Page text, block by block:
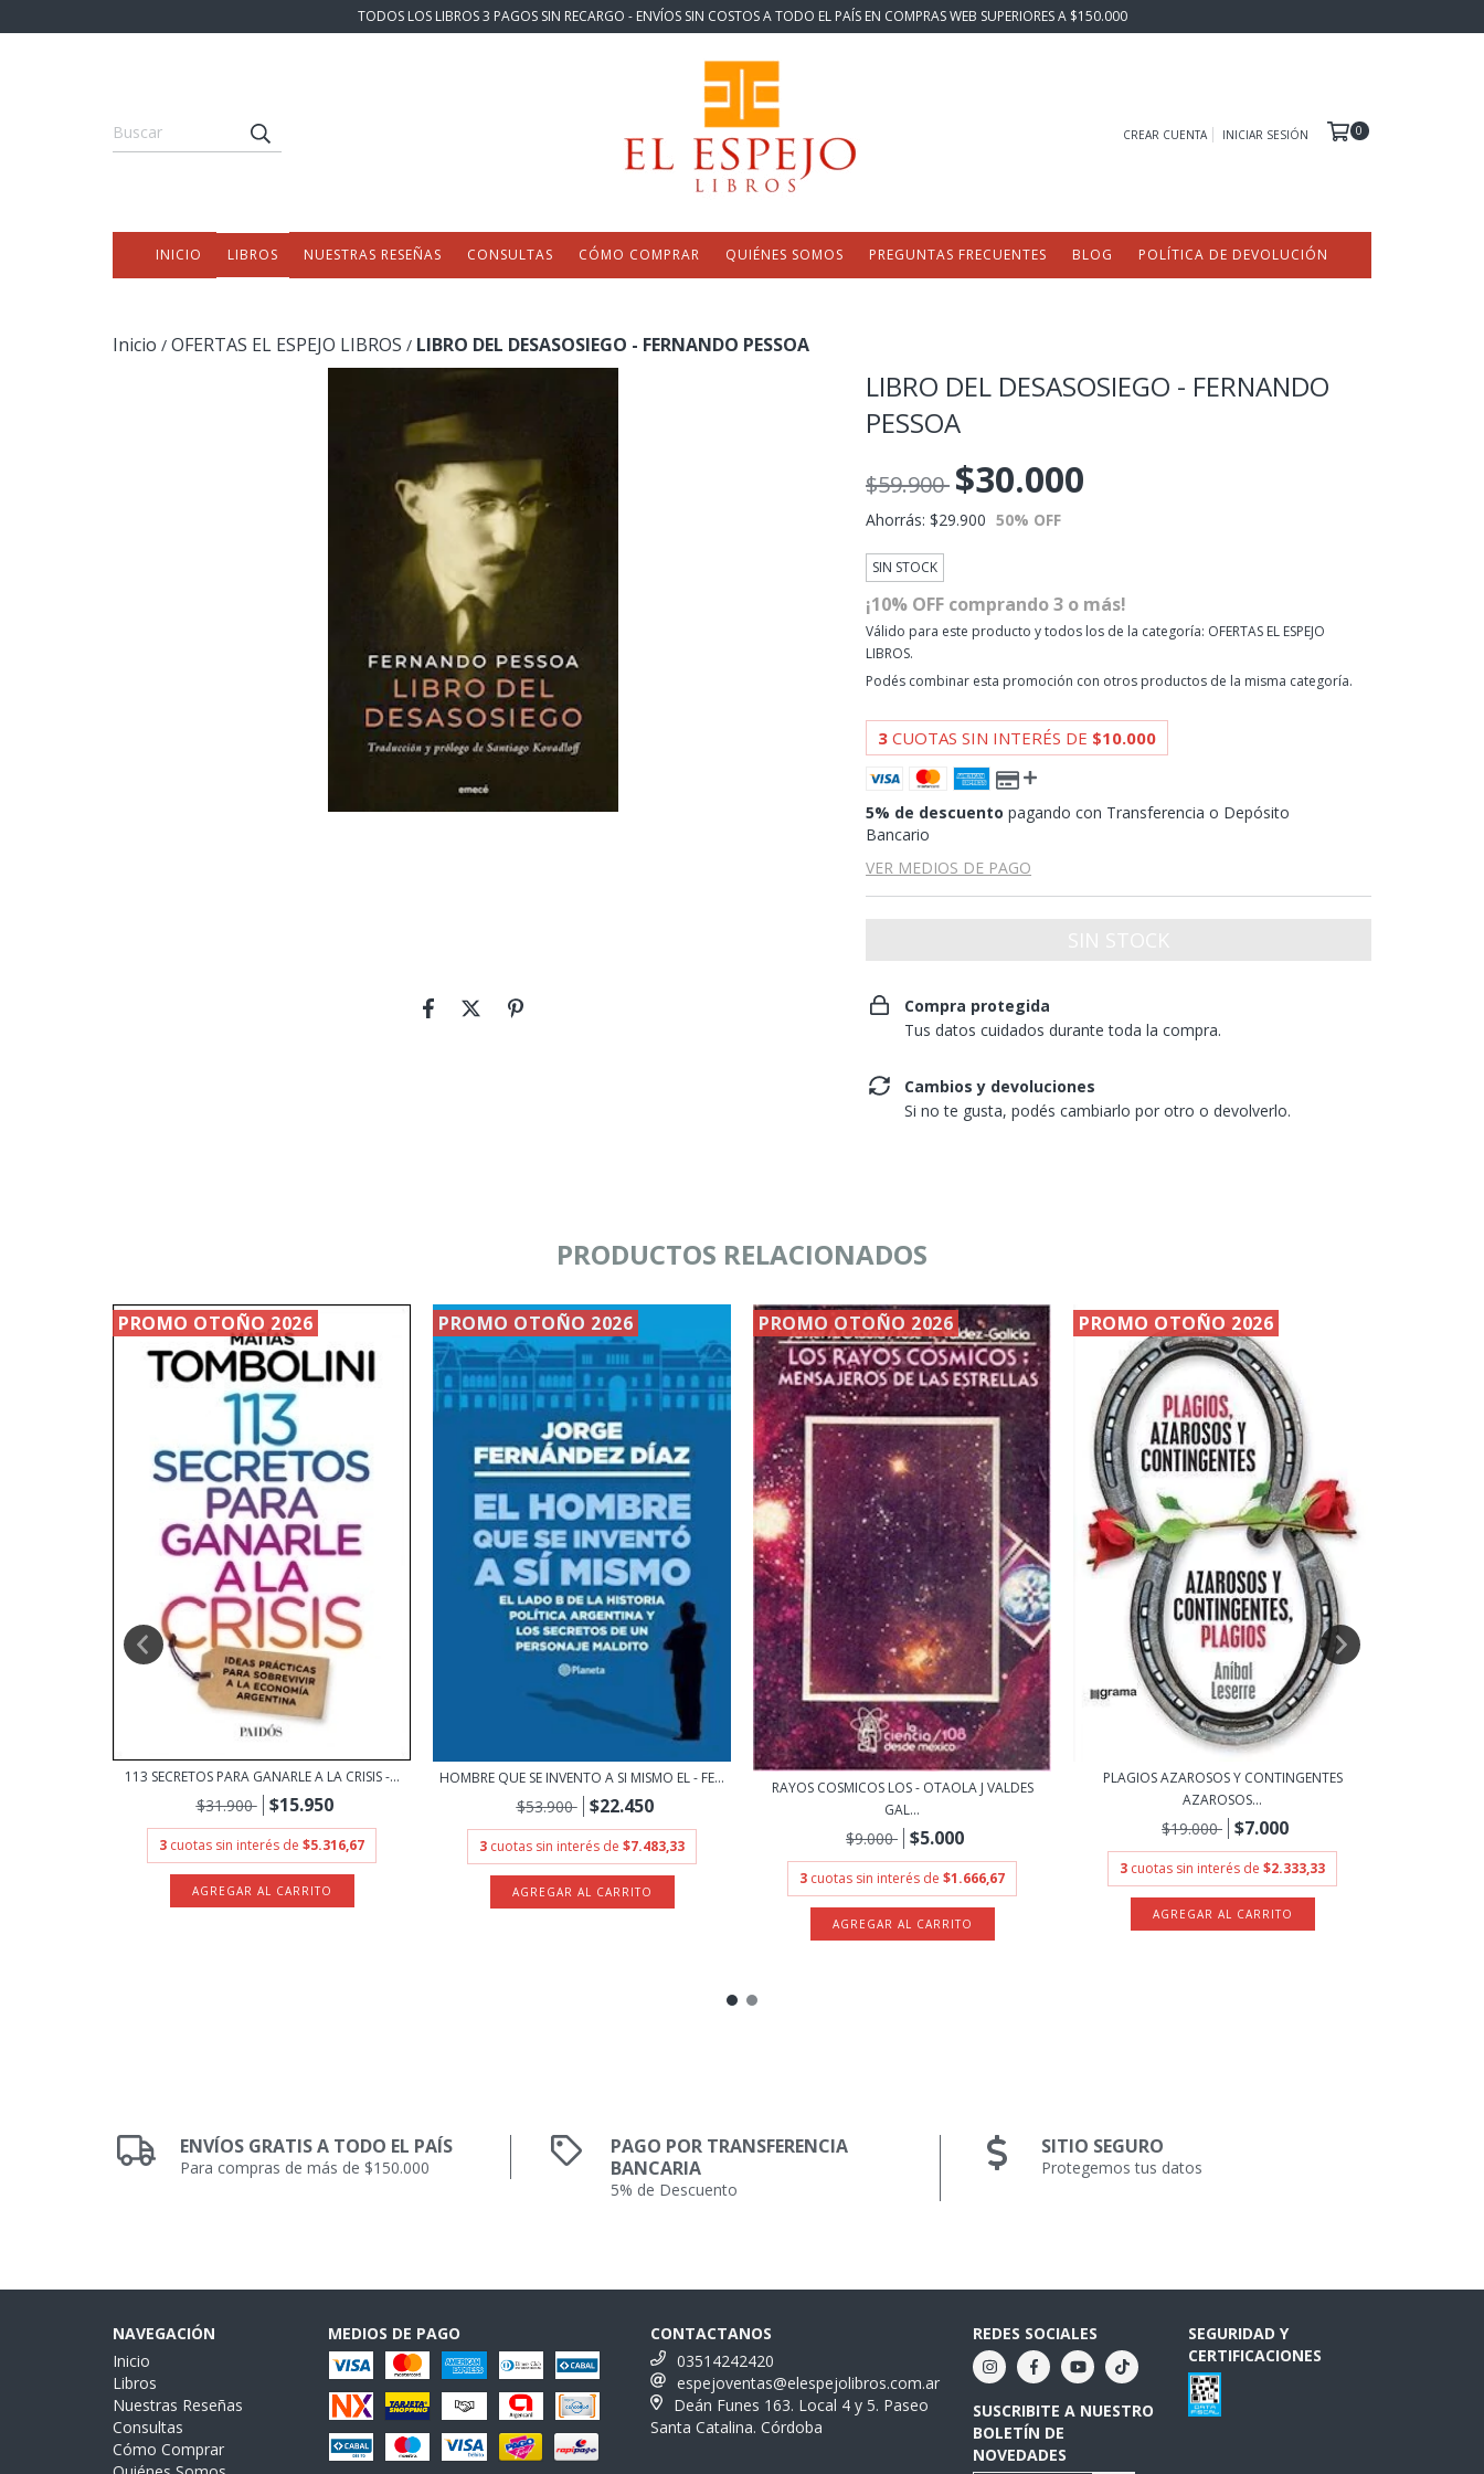
TODOS LOS LIBROS 3 PAGOS SIN RECARGO - ENVÍOS SIN COSTOS A TODO EL PAÍS EN COMPRAS WEB SUPERIORES A $150.000
CREAR CUENTA INICIAR SESIÓN 0
INICIO LIBROS NUESTRAS RESEÑAS CONSULTAS CÓMO COMPRAR QUIÉNES SOMOS PREGUNTAS FRECUENTES BLOG POLÍTICA DE DEVOLUCIÓN
Inicio / OFERTAS EL ESPEJO LIBROS / LIBRO DEL DESASOSIEGO - FERNANDO PESSOA
LIBRO DEL DESASOSIEGO - FERNANDO
PESSOA
$59.900 $30.000
Ahorrás: $29.900 50% OFF
SIN STOCK
¡10% OFF comprando 3 o más!
Válido para este producto y todos los de la categoría: OFERTAS EL ESPEJO
LIBROS.
Podés combinar esta promoción con otros productos de la misma categoría.
3 CUOTAS SIN INTERÉS DE $10.000
5% de descuento pagando con Transferencia o Depósito
Bancario
VER MEDIOS DE PAGO
Compra protegida
Tus datos cuidados durante toda la compra.
Cambios y devoluciones
Si no te gusta, podés cambiarlo por otro o devolverlo.
PRODUCTOS RELACIONADOS
PROMO OTOÑO 2026
113 SECRETOS PARA GANARLE A LA CRISIS -...
$31.900 $15.950
3 cuotas sin interés de $5.316,67
PROMO OTOÑO 2026
HOMBRE QUE SE INVENTO A SI MISMO EL - FE...
$53.900 $22.450
3 cuotas sin interés de $7.483,33
PROMO OTOÑO 2026
RAYOS COSMICOS LOS - OTAOLA J VALDES
GAL...
$9.000 $5.000
3 cuotas sin interés de $1.666,67
PROMO OTOÑO 2026
PLAGIOS AZAROSOS Y CONTINGENTES
AZAROSOS...
$19.000 $7.000
3 cuotas sin interés de $2.333,33
ENVÍOS GRATIS A TODO EL PAÍS
Para compras de más de $150.000
PAGO POR TRANSFERENCIA
BANCARIA
5% de Descuento
SITIO SEGURO
Protegemos tus datos
NAVEGACIÓN
Inicio
Libros
Nuestras Reseñas
Consultas
Cómo Comprar
MEDIOS DE PAGO
CONTACTANOS
03514242420
espejoventas@elespejolibros.com.ar
Deán Funes 163. Local 4 y 5. Paseo
Santa Catalina. Córdoba
REDES SOCIALES
SUSCRIBITE A NUESTRO
BOLETÍN DE
NOVEDADES
SEGURIDAD Y
CERTIFICACIONES